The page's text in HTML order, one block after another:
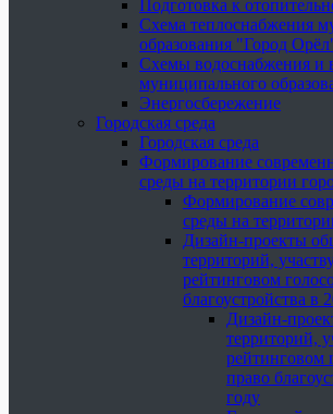
Подготовка к
Схема теплоснабжения
образования "Город
Схемы водоснабжения и
муниципального
Энергосбережение
Городская среда
Городская среда
Формирование
среды на территории
Формирование
среды на
Дизайн-проекты
территорий,
рейтинговом
благоустройства в
Дизайн-
территорий,
рейтинговом
право
году